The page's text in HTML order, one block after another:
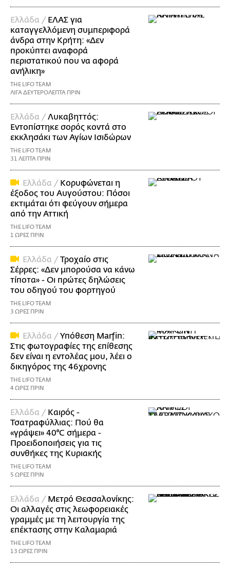
Ελλάδα / ΕΛΑΣ για
καταγγελλόμενη συμπεριφορά
άνδρα στην Κρήτη: «Δεν
προκύπτει αναφορά
περιστατικού που να αφορά
ανήλικη»
THE LIFO TEAM
ΛΙΓΑ ΔΕΥΤΕΡΟΛΕΠΤΑ ΠΡΙΝ
Ελλάδα /Λυκαβηττός:
Εντοπίστηκε σορός κοντά στο
εκκλησάκι των Αγίων Ισιδώρων
THE LIFO TEAM
31 ΛΕΠΤΑ ΠΡΙΝ
Ελλάδα / Κορυφώνεται η
έξοδος του Αυγούστου: Πόσοι
εκτιμάται ότι φεύγουν σήμερα
από την Αττική
THE LIFO TEAM
1 ΩΡΕΣ ΠΡΙΝ
Ελλάδα /Τροχαίο στις
Σέρρες: «Δεν μπορούσα να κάνω
τίποτα» - Οι πρώτες δηλώσεις
του οδηγού του φορτηγού
THE LIFO TEAM
3 ΩΡΕΣ ΠΡΙΝ
Ελλάδα /Υπόθεση Marfin:
Στις φωτογραφίες της επίθεσης
δεν είναι η εντολέας μου, λέει ο
δικηγόρος της 46χρονης
THE LIFO TEAM
4 ΩΡΕΣ ΠΡΙΝ
Ελλάδα / Καιρός -
Τσατραφύλλιας: Πού θα
«γράψει» 40°C σήμερα -
Προειδοποιήσεις για τις
συνθήκες της Κυριακής
THE LIFO TEAM
5 ΩΡΕΣ ΠΡΙΝ
Ελλάδα / Μετρό Θεσσαλονίκης:
Οι αλλαγές στις λεωφορειακές
γραμμές με τη λειτουργία της
επέκτασης στην Καλαμαριά
THE LIFO TEAM
13 ΩΡΕΣ ΠΡΙΝ